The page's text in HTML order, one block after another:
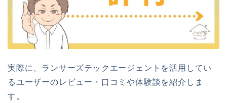
実際に、ランサーズテックエージェントを活用してい
るユーザーのレビュー・口コミや体験談を紹介しま
す。